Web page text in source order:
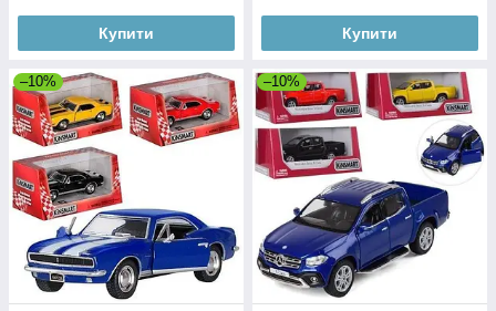
Купити Купити
–10% –10%